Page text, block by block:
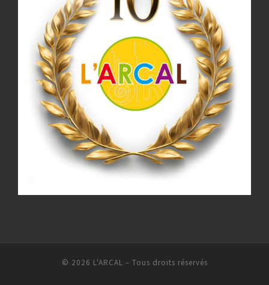
© 2026 L'ARCAL – Tous droits réservés